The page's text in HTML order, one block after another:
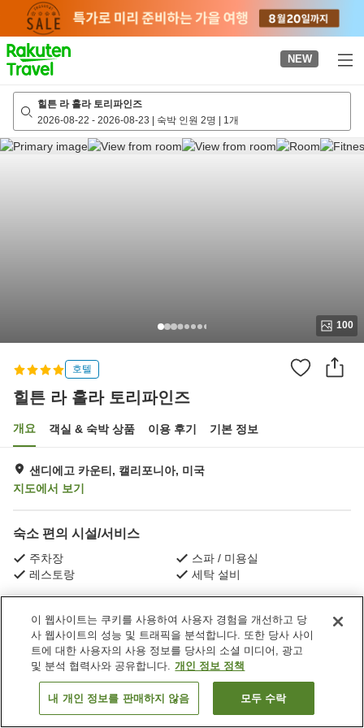
page
NEW
힐튼 라 홀라 토리파인즈
2026-08-22 - 2026-08-23 | 숙박 인원 2명 | 1개
100
호텔
힐튼 라 홀라 토리파인즈
개요 객실 & 숙박 상품 이용 후기 기본 정보
샌디에고 카운티, 캘리포니아, 미국
지도에서 보기
숙소 편의 시설/서비스
주차장
스파 / 미용실
레스토랑
세탁 설비
미국 캘리포니아 샌디에고 카운티
샌디에이고
힐튼 라 홀라 토리파인즈
객실 보기
이 웹사이트는 쿠키를 사용하여 사용자 경험을 개선하고 당
사 웹사이트의 성능 및 트래픽을 분석합니다. 또한 당사 사이
트에 대한 사용자의 사용 정보를 당사의 소셜 미디어, 광고
및 분석 협력사와 공유합니다. 개인 정보 정책
내 개인 정보를 판매하지 않음 모두 수락